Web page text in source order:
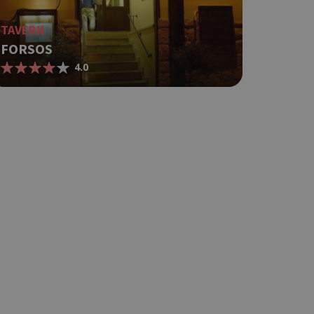
TAVERN
FORSOS
4.0
a good
for a
δηλαδή να
στον χρήστη
είναι το
humans
in order
website.
δηλαδή να
χρήστη
είναι το
down
δηλαδή να
χρήστη